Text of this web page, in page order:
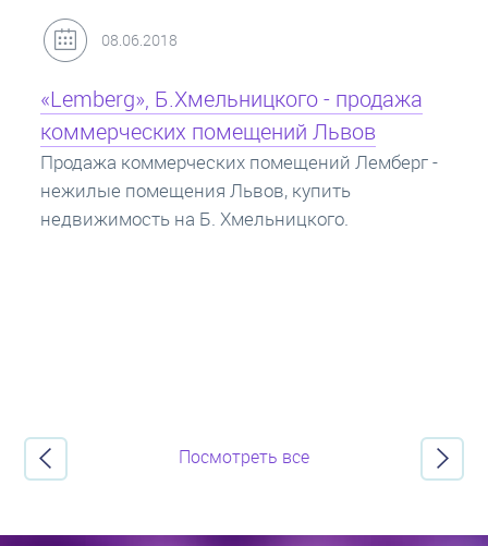
31.05.2018
Кредит под залог недвижимости:
ипотека
Ипотека на квартиру - кредит на жилье под
залог недвижимости. Купить в ипотеку - что
нужно знать? Консультация от Экспертов об
Посмотреть все